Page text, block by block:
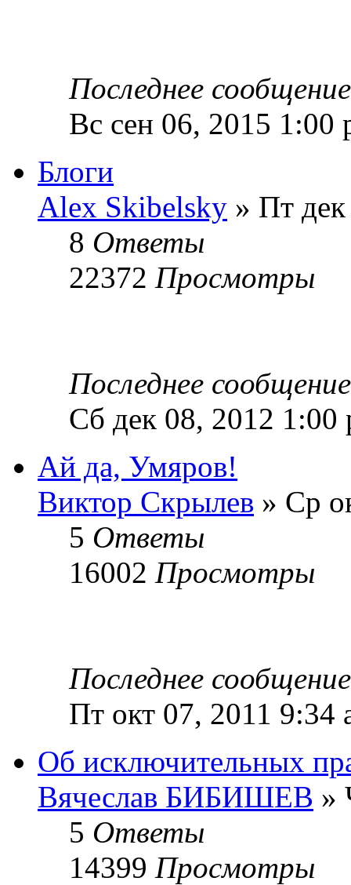
Последнее
Вс сен 06, 2015 1:00
Блоги
Alex Skibelsky » Пт
8 Ответы
22372 Просмотры
Последнее
Сб дек 08, 2012 1:00
Ай да, Умяров!
Виктор Скрылев » Ср
5 Ответы
16002 Просмотры
Последнее
Пт окт 07, 2011 9:34
Об исключительных
Вячеслав БИБИШЕВ »
5 Ответы
14399 Просмотры